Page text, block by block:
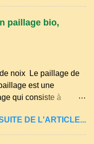
central . Il
des langues romanes
dialectes du nord-
des mots typiques
ou "aze"
désigner quelqu'un
du Puy-de-
de la famille...
paillage bio,
noix Le paillage de
est une
qui consiste à
ou synthétiques pour
sa fertilité. Il
DE L'ARTICLE...